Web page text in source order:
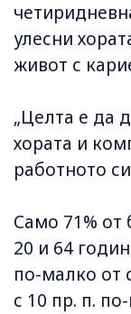
улесни
живот с
„Целта е да
хората и
работното
Само 71% от
20 и 64
по-малко от
с 10 пр. п.